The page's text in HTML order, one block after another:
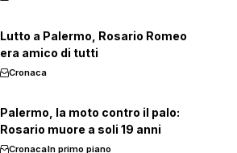
Lutto a Palermo, Rosario Romeo
era amico di tutti
Cronaca
Palermo, la moto contro il palo:
Rosario muore a soli 19 anni
CronacaIn primo piano